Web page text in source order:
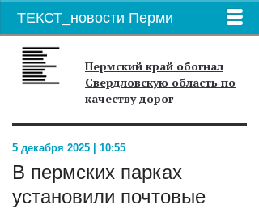
ТЕКСТ_новости Перми
Пермский край обогнал
Свердловскую область по
качеству дорог
5 декабря 2025 | 10:55
В пермских парках
установили почтовые